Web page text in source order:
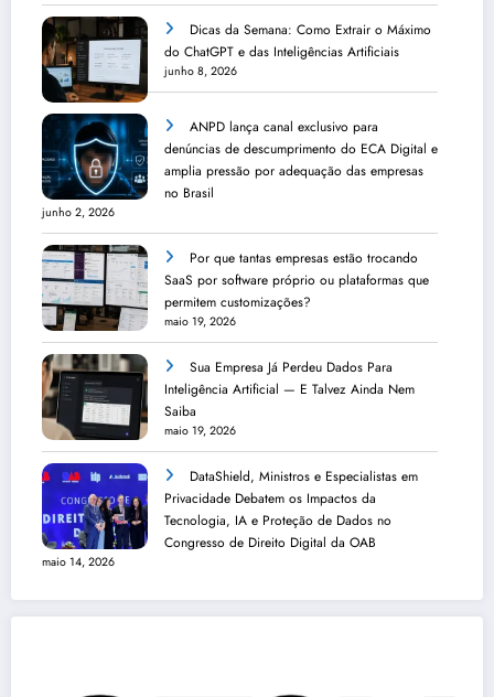
Dicas da Semana: Como Extrair o Máximo
do ChatGPT e das Inteligências Artificiais
junho 8, 2026
ANPD lança canal exclusivo para
denúncias de descumprimento do ECA Digital e
amplia pressão por adequação das empresas
no Brasil
junho 2, 2026
Por que tantas empresas estão trocando
SaaS por software próprio ou plataformas que
permitem customizações?
maio 19, 2026
Sua Empresa Já Perdeu Dados Para
Inteligência Artificial — E Talvez Ainda Nem
Saiba
maio 19, 2026
DataShield, Ministros e Especialistas em
Privacidade Debatem os Impactos da
Tecnologia, IA e Proteção de Dados no
Congresso de Direito Digital da OAB
maio 14, 2026